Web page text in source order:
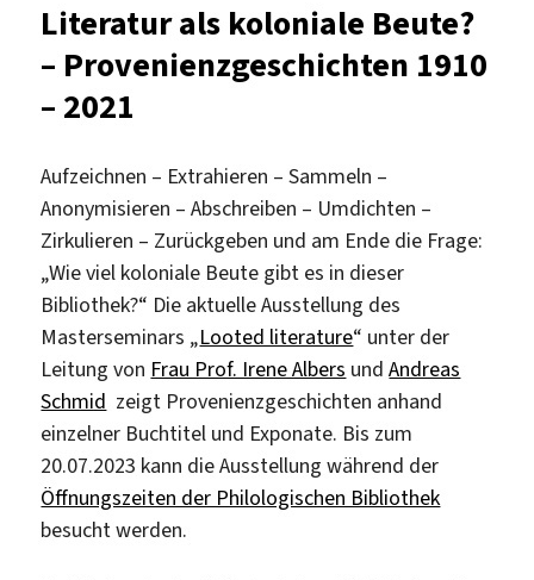
Langen
Nacht
der
Literatur als koloniale Beute?
– Provenienzgeschichten 1910
– 2021
Aufzeichnen – Extrahieren – Sammeln –
Anonymisieren – Abschreiben – Umdichten –
Zirkulieren – Zurückgeben und am Ende die Frage:
„Wie viel koloniale Beute gibt es in dieser
Bibliothek?“ Die aktuelle Ausstellung des
Masterseminars „Looted literature“ unter der
Leitung von Frau Prof. Irene Albers undAndreas
Schmid zeigt Provenienzgeschichten anhand
einzelner Buchtitel und Exponate. Bis zum
20.07.2023 kann die Ausstellung während der
Öffnungszeiten der Philologischen Bibliothek
besucht werden.